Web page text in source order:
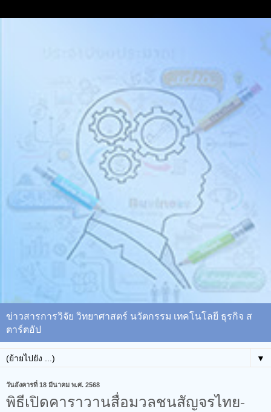
ข่าวสารการวิจัย วิทยาศาสตร์ นวัตกรรม เทคโนโลยี ธุรกิจ ส
ตาร์ตอัป
▼
วันอังคารที่ 18 มีนาคม พ.ศ. 2568
พิธีเปิดคาราวานสื่อมวลชนสัญจรไทย-